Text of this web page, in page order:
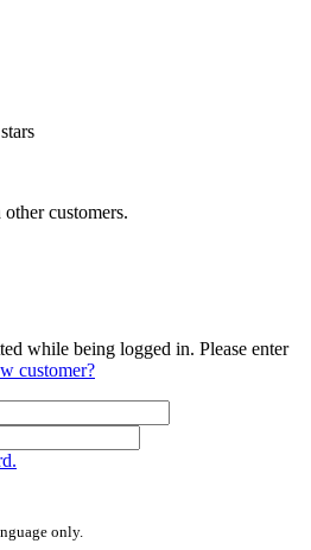
customers.
while being logged in. Please enter
customer?
only.